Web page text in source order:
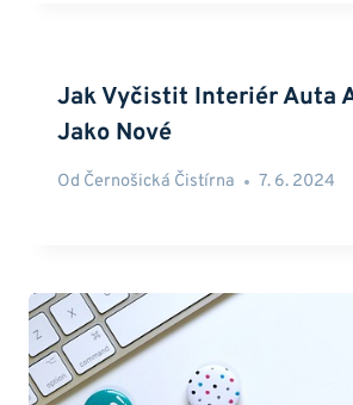
Jak Vyčistit Interiér Auta
Jako Nové
Od Černošická Čistírna 7. 6. 2024